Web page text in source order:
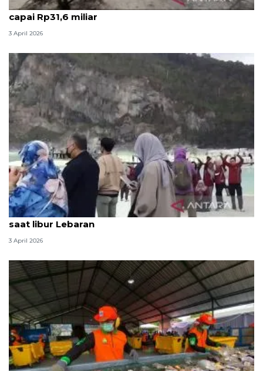
Perputaran uang wisata libur Lebaran di Bandung
capai Rp31,6 miliar
3 April 2026
Kabupaten Bandung dikunjungi 146.564 wisatawan
saat libur Lebaran
3 April 2026